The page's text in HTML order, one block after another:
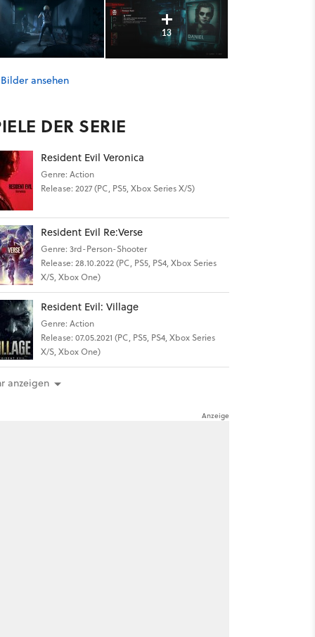
13
ansehen
DER SERIE
Resident Evil Veronica
Genre: Action
Release: 2027 (PC, PS5, Xbox Series X/S)
Resident Evil Re:Verse
Genre: 3rd-Person-Shooter
Release: 28.10.2022 (PC, PS5, PS4, Xbox Series
X/S, Xbox One)
Resident Evil: Village
Genre: Action
Release: 07.05.2021 (PC, PS5, PS4, Xbox Series
X/S, Xbox One)
anzeigen